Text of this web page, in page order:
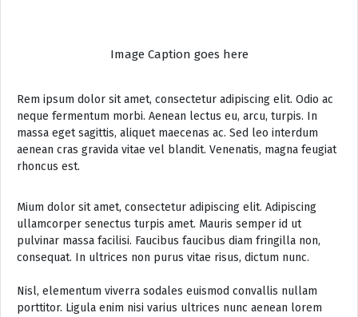
Image Caption goes here
Rem ipsum dolor sit amet, consectetur adipiscing elit. Odio ac
neque fermentum morbi. Aenean lectus eu, arcu, turpis. In
massa eget sagittis, aliquet maecenas ac. Sed leo interdum
aenean cras gravida vitae vel blandit. Venenatis, magna feugiat
rhoncus est.
Mium dolor sit amet, consectetur adipiscing elit. Adipiscing
ullamcorper senectus turpis amet. Mauris semper id ut
pulvinar massa facilisi. Faucibus faucibus diam fringilla non,
consequat. In ultrices non purus vitae risus, dictum nunc.
Nisl, elementum viverra sodales euismod convallis nullam
porttitor. Ligula enim nisi varius ultrices nunc aenean lorem